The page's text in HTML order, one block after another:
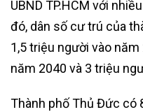
UBND TP.HCM với
đó, dân số cư trú của
1,5 triệu người vào
năm 2040 và 3 triệu
Thành phố Thủ Đức có